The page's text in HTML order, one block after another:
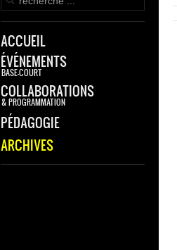
ACCUEIL
ÉVÉNEMENTS
BASE-COURT
COLLABORATIONS
& PROGRAMMATION
PÉDAGOGIE
ARCHIVES